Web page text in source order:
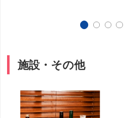
施設・その他